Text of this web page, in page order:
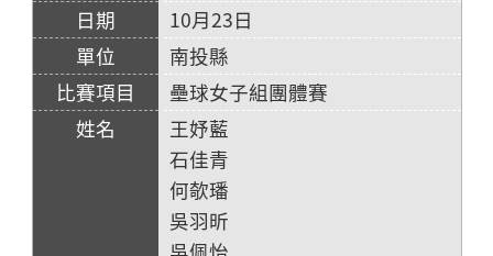
10月23日
南投縣
壘球女子組團體賽
王妤藍
石佳青
何欹璠
吳羽昕